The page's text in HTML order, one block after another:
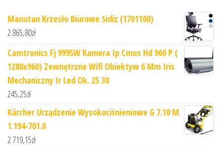
Manutan Krzesło Biurowe Sidiz (1701100)
2 865,80zł
Camtronics Fj 9995W Kamera Ip Cmos Hd 960 P (
1280x960) Zewnętrzne Wifi Obiektyw 6 Mm Iris
Mechaniczny Ir Led Ok. 25 30
245,25zł
Kärcher Urządzenie Wysokociśnieniowe G 7.10 M
1.194-701.0
2 719,15zł